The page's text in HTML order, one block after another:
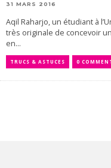
31 MARS 2016
Aqil Raharjo, un étudiant à
très originale de concevoir
en...
TRUCS & ASTUCES 0